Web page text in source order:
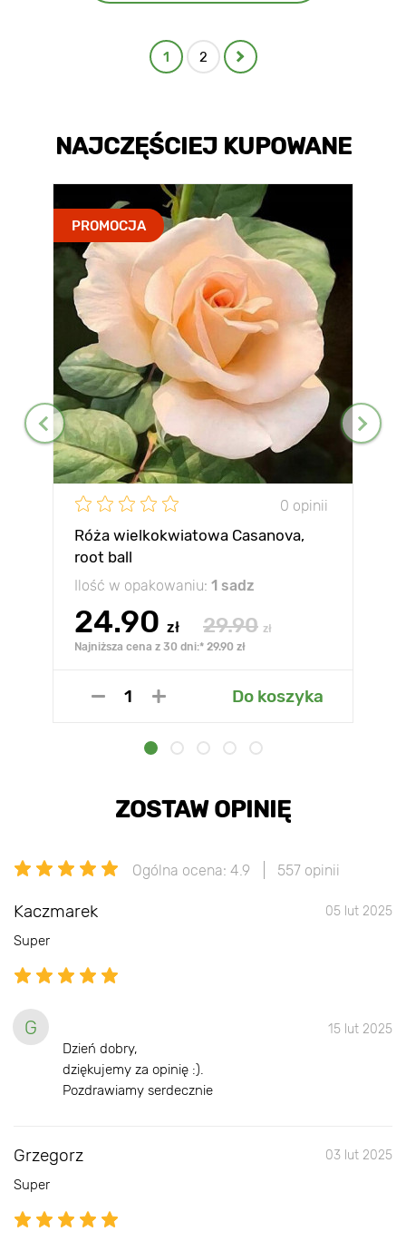
1 2
NAJCZĘŚCIEJ KUPOWANE
PROMOCJA
0 opinii
Róża wielkokwiatowa Casanova,
root ball
Ilość w opakowaniu: 1 sadz
24.90 zł 29.90 zł
Najniższa cena z 30 dni:* 29.90 zł
Do koszyka
ZOSTAW OPINIĘ
Ogólna ocena: 4.9 557 opinii
Kaczmarek 05 lut 2025
Super
G 15 lut 2025
Dzień dobry,
dziękujemy za opinię :).
Pozdrawiamy serdecznie
Grzegorz 03 lut 2025
Super